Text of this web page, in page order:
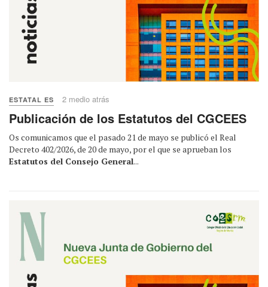
ESTATAL ES 2 medio atrás
Publicación de los Estatutos del CGCEES
Os comunicamos que el pasado 21 de mayo se publicó el Real
Decreto 402/2026, de 20 de mayo, por el que se aprueban los
Estatutos del Consejo General...